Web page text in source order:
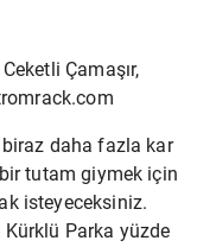
Çamaşır,
daha fazla kar
bir tutam giymek için
isteyeceksiniz.
Parka yüzde